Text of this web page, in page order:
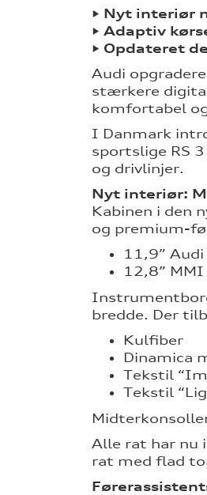
• Nyt interiør
• Adaptiv
• Opdateret
Audi
stærkere
komfortabel
I Danmark
sportslige RS
og drivlinjer.
Nyt interiør:
Kabinen i den
og premium-
11,9”
12,8”
bredde. Der
Kulfiber
Dinamica
Tekstil
Tekstil
Alle rat har nu
rat med flad